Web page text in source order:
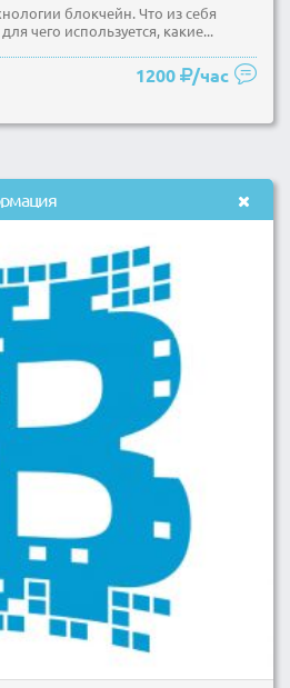
блокчейн. Что из себя
чего используется, какие...
1200 /час